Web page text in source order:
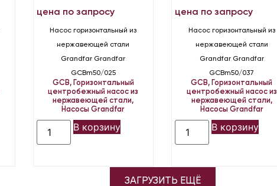
цена по запросу
Насос горизонтальный из
нержавеющей стали
Grandfar Grandfar
GCBm50/025
GCB, Горизонтальный
центробежный насос из
нержавеющей стали,
Насосы Grandfar
В корзину
цена по запросу
Насос горизонтальный из
нержавеющей стали
Grandfar Grandfar
GCBm50/037
GCB, Горизонтальный
центробежный насос из
нержавеющей стали,
Насосы Grandfar
В корзину
ЗАГРУЗИТЬ ЕЩЁ